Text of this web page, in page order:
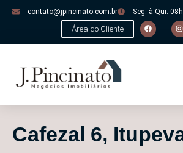
contato@jpincinato.com.br Seg. à Qui.
Área do Cliente
Cafezal 6,